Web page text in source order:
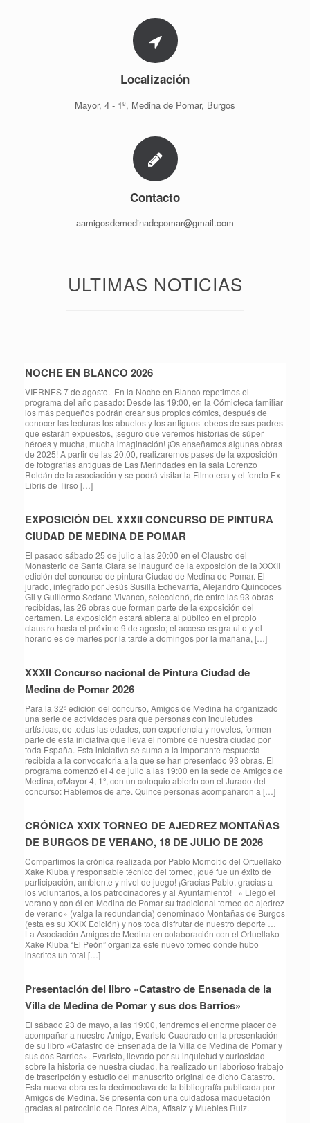
Localización
Mayor, 4 - 1º, Medina de Pomar, Burgos
Contacto
aamigosdemedinadepomar@gmail.com
ULTIMAS NOTICIAS
NOCHE EN BLANCO 2026
VIERNES 7 de agosto. En la Noche en Blanco repetimos el
programa del año pasado: Desde las 19:00, en la Cómicteca familiar
los más pequeños podrán crear sus propios cómics, después de
conocer las lecturas los abuelos y los antiguos tebeos de sus padres
que estarán expuestos, ¡seguro que veremos historias de súper
héroes y mucha, mucha imaginación! ¡Os enseñamos algunas obras
de 2025! A partir de las 20.00, realizaremos pases de la exposición
de fotografías antiguas de Las Merindades en la sala Lorenzo
Roldán de la asociación y se podrá visitar la Filmoteca y el fondo Ex-
Libris de Tirso […]
EXPOSICIÓN DEL XXXII CONCURSO DE PINTURA
CIUDAD DE MEDINA DE POMAR
El pasado sábado 25 de julio a las 20:00 en el Claustro del
Monasterio de Santa Clara se inauguró de la exposición de la XXXII
edición del concurso de pintura Ciudad de Medina de Pomar. El
jurado, integrado por Jesús Susilla Echevarría, Alejandro Quincoces
Gil y Guillermo Sedano Vivanco, seleccionó, de entre las 93 obras
recibidas, las 26 obras que forman parte de la exposición del
certamen. La exposición estará abierta al público en el propio
claustro hasta el próximo 9 de agosto; el acceso es gratuito y el
horario es de martes por la tarde a domingos por la mañana, […]
XXXII Concurso nacional de Pintura Ciudad de
Medina de Pomar 2026
Para la 32ª edición del concurso, Amigos de Medina ha organizado
una serie de actividades para que personas con inquietudes
artísticas, de todas las edades, con experiencia y noveles, formen
parte de esta iniciativa que lleva el nombre de nuestra ciudad por
toda España. Esta iniciativa se suma a la importante respuesta
recibida a la convocatoria a la que se han presentado 93 obras. El
programa comenzó el 4 de julio a las 19:00 en la sede de Amigos de
Medina, c/Mayor 4, 1º, con un coloquio abierto con el Jurado del
concurso: Hablemos de arte. Quince personas acompañaron a […]
CRÓNICA XXIX TORNEO DE AJEDREZ MONTAÑAS
DE BURGOS DE VERANO, 18 DE JULIO DE 2026
Compartimos la crónica realizada por Pablo Momoitio del Ortuellako
Xake Kluba y responsable técnico del torneo, ¡qué fue un éxito de
participación, ambiente y nivel de juego! ¡Gracias Pablo, gracias a
los voluntarios, a los patrocinadores y al Ayuntamiento! » Llegó el
verano y con él en Medina de Pomar su tradicional torneo de ajedrez
de verano» (valga la redundancia) denominado Montañas de Burgos
(esta es su XXIX Edición) y nos toca disfrutar de nuestro deporte …
La Asociación Amigos de Medina en colaboración con el Ortuellako
Xake Kluba “El Peón” organiza este nuevo torneo donde hubo
inscritos un total […]
Presentación del libro «Catastro de Ensenada de la
Villa de Medina de Pomar y sus dos Barrios»
El sábado 23 de mayo, a las 19:00, tendremos el enorme placer de
acompañar a nuestro Amigo, Evaristo Cuadrado en la presentación
de su libro «Catastro de Ensenada de la Villa de Medina de Pomar y
sus dos Barrios». Evaristo, llevado por su inquietud y curiosidad
sobre la historia de nuestra ciudad, ha realizado un laborioso trabajo
de trascripción y estudio del manuscrito original de dicho Catastro.
Esta nueva obra es la decimoctava de la bibliografía publicada por
Amigos de Medina. Se presenta con una cuidadosa maquetación
gracias al patrocinio de Flores Alba, Afisaiz y Muebles Ruiz.